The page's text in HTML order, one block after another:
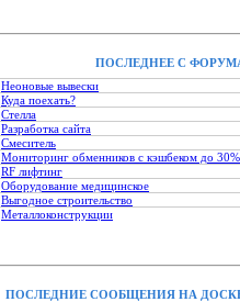
ПОСЛЕДНЕЕ С
Неоновые вывески
Куда поехать?
Стелла
Разработка сайта
Смеситель
Мониторинг обменников с кэшбеком до 30%
RF лифтинг
Оборудование медицинское
Выгодное строительство
Металлоконструкции
ПОСЛЕДНИЕ СООБЩЕНИЯ НА